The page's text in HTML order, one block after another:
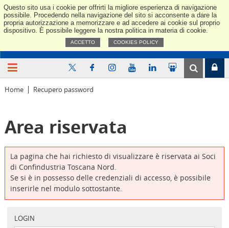
Questo sito usa i cookie per offrirti la migliore esperienza di navigazione
possibile. Procedendo nella navigazione del sito si acconsente a dare la
propria autorizzazione a memorizzare e ad accedere ai cookie sul proprio
dispositivo. È possibile leggere la nostra politica in materia di cookie.
ACCETTO COOKIES POLICY
Home Recupero password
Area riservata
La pagina che hai richiesto di visualizzare è riservata ai Soci
di Confindustria Toscana Nord.
Se si è in possesso delle credenziali di accesso, è possibile
inserirle nel modulo sottostante.
LOGIN